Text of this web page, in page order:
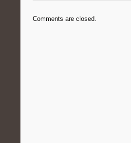
Comments are closed.